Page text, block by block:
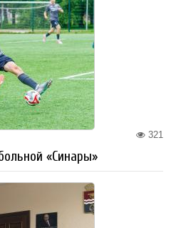
321
«Синары»